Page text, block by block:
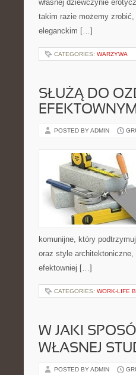
własnej dziewczynie
takim razie możemy
eleganckim […]
CATEGORIES: WARZYWA
SŁUŻĄ DO
EFEKTOWNYM
POSTED BY ADMIN
komunijne, który
oraz style architektoniczne,
efektowniej […]
CATEGORIES: WORK-LIFE
W JAKI
WŁASNEJ
POSTED BY ADMIN